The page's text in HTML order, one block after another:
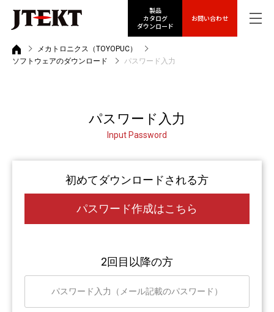
製品
カタログ
ダウンロード
お問い合わせ
メカトロニクス（TOYOPUC）
ソフトウェアのダウンロード
パスワード入力
パスワード入力
Input Password
初めてダウンロードされる方
パスワード作成はこちら
2回目以降の方